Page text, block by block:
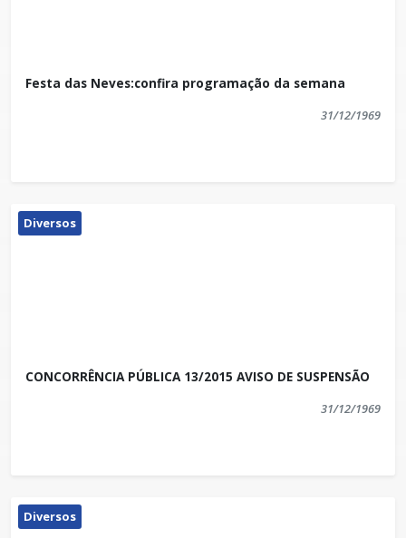
Festa das Neves:confira programação da semana
31/12/1969
Diversos
CONCORRÊNCIA PÚBLICA 13/2015 AVISO DE SUSPENSÃO
31/12/1969
Diversos